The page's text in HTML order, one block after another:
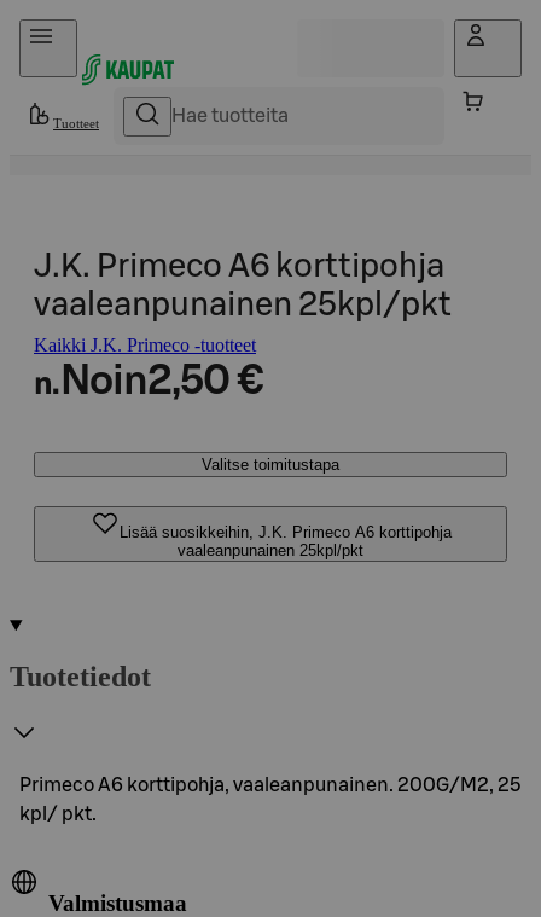
Hyppää sisältöön
Tuotteet
J.K. Primeco A6 korttipohja
vaaleanpunainen 25kpl/pkt
Kaikki J.K. Primeco -tuotteet
n. Noin2,50 €
Valitse toimitustapa
Lisää suosikkeihin, J.K. Primeco A6 korttipohja
vaaleanpunainen 25kpl/pkt
Tuotetiedot
Primeco A6 korttipohja, vaaleanpunainen. 200G/M2, 25
kpl/ pkt.
Valmistusmaa